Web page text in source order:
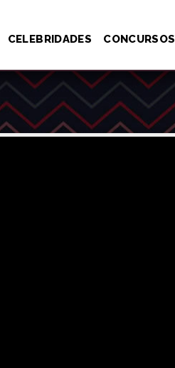
CELEBRIDADES CONCURSOS